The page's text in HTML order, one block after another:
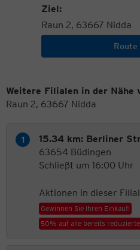
Ziel:
Raun 2, 63667 Nidda
Route
Weitere Filialen in der Nähe
Raun 2, 63667 Nidda
15.34 km: Berliner
63654 Büdingen
Schließt um 16:00 Uhr
Aktionen in dieser
Gewinnen Sie Ihren Einkauf!
50% auf alle bereits